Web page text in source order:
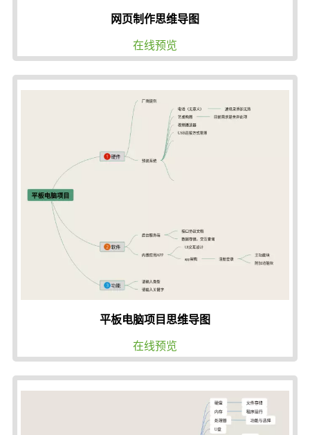
网页制作思维导图
在线预览
平板电脑项目思维导图
在线预览